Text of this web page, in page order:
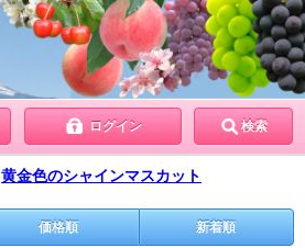
ログイン 検索
黄金色のシャインマスカット
価格順 新着順